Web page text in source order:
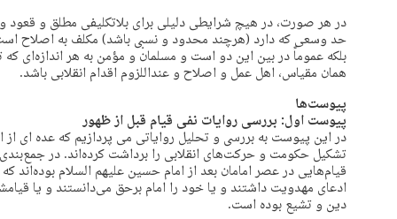
در هر صورت، در هیچ شرایطی دلیلی برای بلاتکلیفی مطلق و
حد وسعی که دارد (هرچند محدود و نسبی باشد) مکلف به اصلاح
بلکه عموماً در بین این دو است و مسلمان و مؤمن به هر اندازه‌ای
همان مقیاس، اهل عمل و اصلاح و عنداللزوم اقدام انقلابی باشد.
پیوست‌ها
پیوست اول: بررسی روایات نفی قیام قبل از ظهور
در این پیوست به بررسی و تحلیل روایاتی می پردازیم که عده ای
تشکیل حکومت و حرکت‌های انقلابی را برداشت کرده‌اند. در
قیام‌هایی در عصر امامان بعد از امام حسین علیهم السلام بوده‌اند
ادعای مهدویت داشتند و یا خود را امام برحق می‌دانستند و یا
دین و تشیع بوده است.